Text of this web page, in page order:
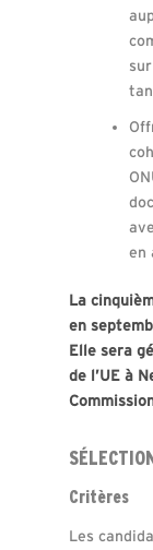
en
La
en
Elle sera
de l’UE à
Critères
Les